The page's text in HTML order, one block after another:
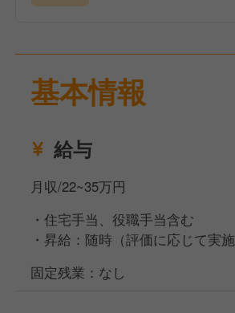
決められた運営をこなすだけでな
た店舗づくりに挑戦できる環境です
合があります。
基本情報
給与
月収/22~35万円
・住宅手当、役職手当含む
・昇給：随時（評価に応じて実施
固定残業：なし